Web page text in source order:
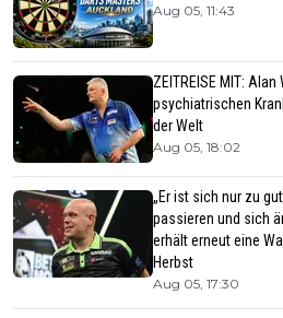
Aug 05, 11:43
ZEITREISE MIT:
psychiatrischen
der Welt
Aug 05, 18:02
„Er ist sich nur zu
passieren und sich
erhält erneut eine
Herbst
Aug 05, 17:30